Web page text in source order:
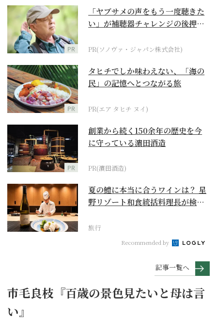
PR
「ヤブサメの声をもう一度聴きた
い」が補聴器チャレンジの後押し
PR(ソノヴァ・ジャパン株式会社)
PR
タヒチでしか味わえない、「海の
民」の記憶へとつながる旅
PR(エア タヒチ ヌイ)
PR
創業から続く150余年の歴史を今
に守っている濵田酒造
PR(濵田酒造)
夏の鱧に本当に合うワインは？ 星
野リゾート和食統括料理長が検証
旅行
Recommended by
記事一覧へ
市毛良枝『百歳の景色見たいと母は言
い』